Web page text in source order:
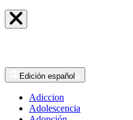
Edición español
Adiccion
Adolescencia